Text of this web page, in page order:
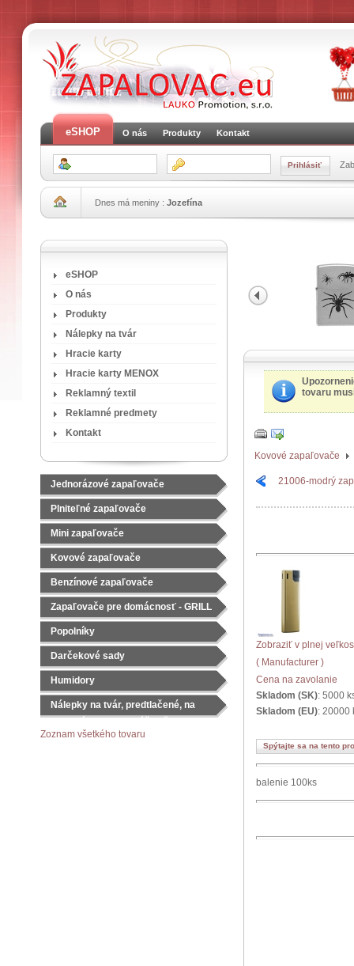
eSHOP O nás Produkty Kontakt
Dnes má meniny : Jozefína
eSHOP
O nás
Produkty
Nálepky na tvár
Hracie karty
Hracie karty MENOX
Reklamný textil
Reklamné predmety
Kontakt
Jednorázové zapaľovače
Plniteľné zapaľovače
Mini zapaľovače
Kovové zapaľovače
Benzínové zapaľovače
Zapaľovače pre domácnosť - GRILL
Popolníky
Darčekové sady
Čajové sady
Humidory
Nálepky na tvár, predtlačené, na
Zoznam všetkého tovaru
tovaru
Kovové zapaľovače
21006-modrý
Zobraziť v plnej
( Manufacturer )
Cena na zavolanie
Skladom (SK): 5000
Skladom (EU): 20000
Spýtajte sa na tento
balenie 100ks